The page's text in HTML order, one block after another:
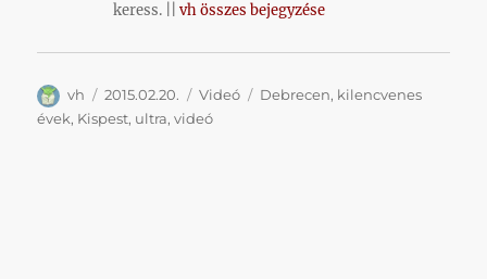
keress. ||vh összes bejegyzése
Szerző
vh Közzétéve
2015.02.20. Kategória
Videó Címke
Debrecen, kilencvenes
évek, Kispest, ultra,videó